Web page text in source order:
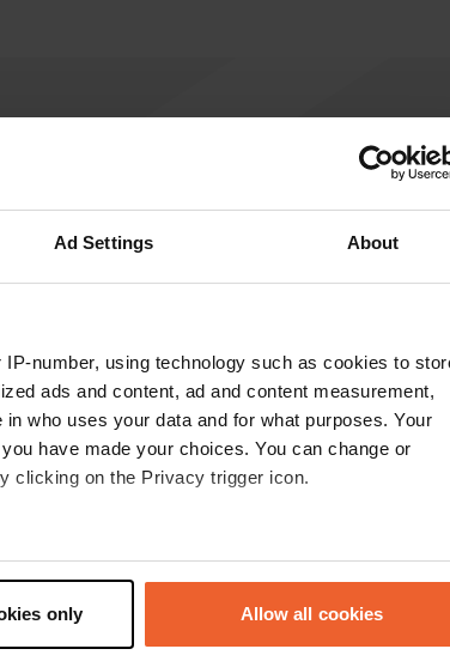
Ad Settings About
number, using technology such as cookies to
ads and content, ad and content measurement,
who uses your data and for what purposes. Your
have made your choices. You can change or
clicking on the Privacy trigger icon.
be accurate to within several meters
your preferences in the
only Allow all cookies
avis
aux autres ce que
Information
Le Camping Les Petites Pyrénées à Aurignac